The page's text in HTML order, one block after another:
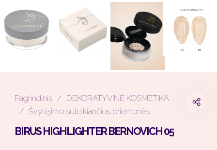
Pagrindinis / DEKORATYVINĖ KOSMETIKA
/ Švytėjimo suteikiančios priemonės
BIRUS HIGHLIGHTER BERNOVICH 05